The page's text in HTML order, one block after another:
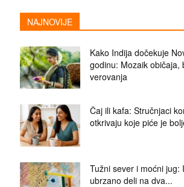
NAJNOVIJE
Kako Indija dočekuje
godinu: Mozaik običaja,
verovanja
Čaj ili kafa: Stručnjaci
otkrivaju koje piće je
Tužni sever i moćni jug:
ubrzano deli na dva...